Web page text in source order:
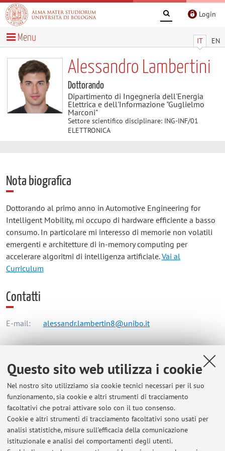
Questo sito web utilizza i cookie
Nel nostro sito utilizziamo sia cookie tecnici necessari per il suo
funzionamento, sia cookie e altri strumenti di tracciamento
facoltativi che potrai attivare solo con il tuo consenso.
Cookie e altri strumenti di tracciamento facoltativi sono usati per
analisi statistiche, misure sull'efficacia della comunicazione
istituzionale e analisi dei comportamenti degli utenti.
Login
IT EN
Menu
Alessandro Lambertini
Dottorando
Dipartimento di Ingegneria dell'Energia
Elettrica e dell'Informazione "Guglielmo
Marconi"
Settore scientifico disciplinare: ING-INF/01
ELETTRONICA
Nota biografica
Dottorando al primo anno in Automotive Engineering for
Intelligent Mobility, mi occupo di hardware efficiente a basso
consumo. In particolare mi interesso di memorie non volatili
emergenti e architetture di in-memory computing per
accelerare algoritmi di intelligenza artificiale.Vai al
Curriculum
Contatti
E-mail: alessandr.lambertin8@unibo.it
Dipartimento di Ingegneria dell'Energia Elettrica e
dell'Informazione "Guglielmo Marconi"
Viale del Risorgimento 2, Bologna -Vai alla mappa
Risorse in rete
ORCID